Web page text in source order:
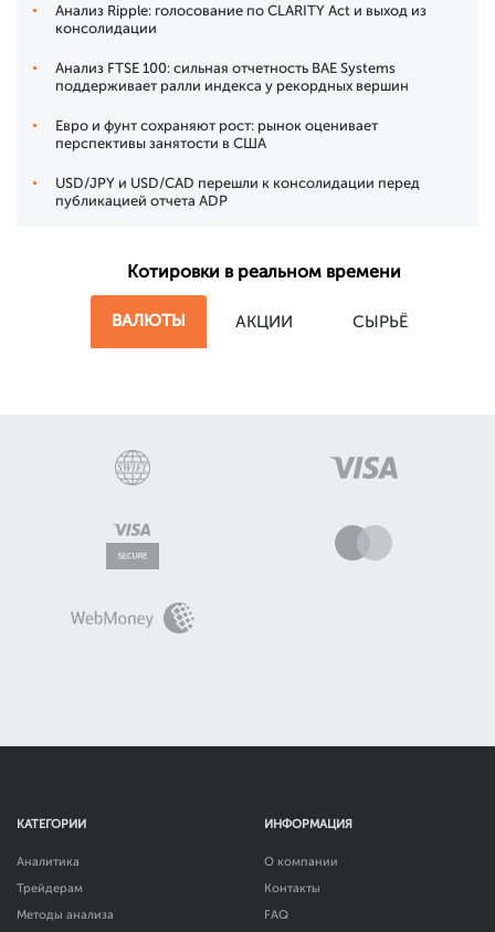
Анализ Ripple: голосование по CLARITY Act и выход из
консолидации
Анализ FTSE 100: сильная отчетность BAE Systems
поддерживает ралли индекса у рекордных вершин
Евро и фунт сохраняют рост: рынок оценивает
перспективы занятости в США
USD/JPY и USD/CAD перешли к консолидации перед
публикацией отчета ADP
Котировки в реальном времени
ВАЛЮТЫ АКЦИИ СЫРЬЁ
КАТЕГОРИИ
Аналитика
Трейдерам
Методы анализа
ИНФОРМАЦИЯ
О компании
Контакты
FAQ